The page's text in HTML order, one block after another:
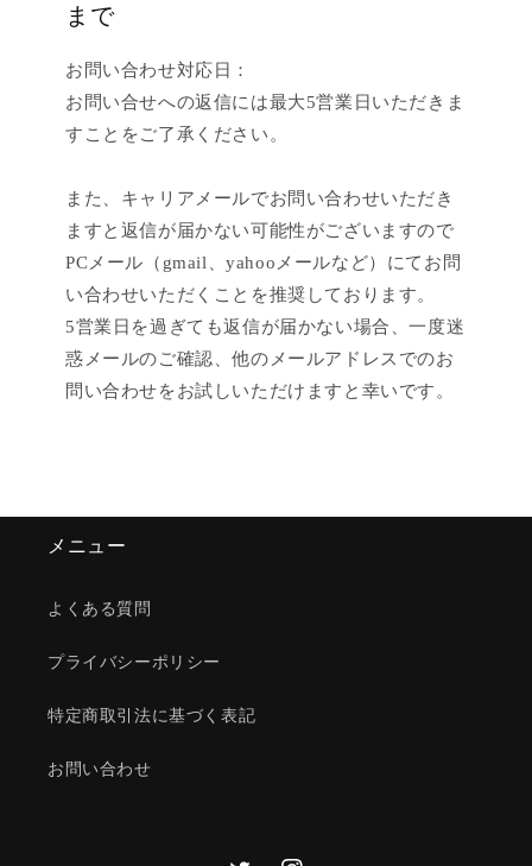
まで
お問い合わせ対応日：
お問い合せへの返信には最大5営業日いただきま
すことをご了承ください。
また、キャリアメールでお問い合わせいただき
ますと返信が届かない可能性がございますので
PCメール（gmail、yahooメールなど）にてお問
い合わせいただくことを推奨しております。
5営業日を過ぎても返信が届かない場合、一度迷
惑メールのご確認、他のメールアドレスでのお
問い合わせをお試しいただけますと幸いです。
メニュー
よくある質問
プライバシーポリシー
特定商取引法に基づく表記
お問い合わせ